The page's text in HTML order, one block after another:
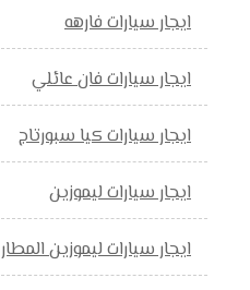
ايجار سيارات فارهه
ايجار سيارات فان عائلي
ايجار سيارات كيا سبورتاج
ايجار سيارات ليموزين
ايجار سيارات ليموزين المطار